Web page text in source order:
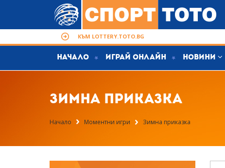
КЪМ LOTTERY.TOTO.BG
Начало Играй Онлайн Новини
Зимна приказка
Начало Моментни игри Зимна приказка